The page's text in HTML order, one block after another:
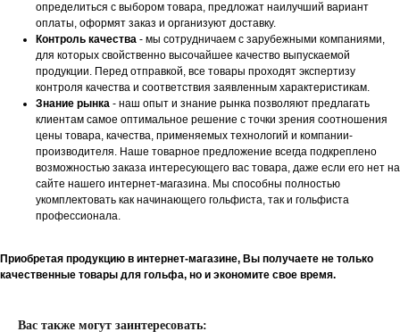
определиться с выбором товара, предложат наилучший вариант
оплаты, оформят заказ и организуют доставку.
Контроль качества - мы сотрудничаем с зарубежными компаниями,
для которых свойственно высочайшее качество выпускаемой
продукции. Перед отправкой, все товары проходят экспертизу
контроля качества и соответствия заявленным характеристикам.
Знание рынка - наш опыт и знание рынка позволяют предлагать
клиентам самое оптимальное решение с точки зрения соотношения
цены товара, качества, применяемых технологий и компании-
производителя. Наше товарное предложение всегда подкреплено
возможностью заказа интересующего вас товара, даже если его нет на
сайте нашего интернет-магазина. Мы способны полностью
укомплектовать как начинающего гольфиста, так и гольфиста
профессионала.
Приобретая продукцию в интернет-магазине, Вы получаете не только
качественные товары для гольфа, но и экономите свое время.
Вас также могут заинтересовать: